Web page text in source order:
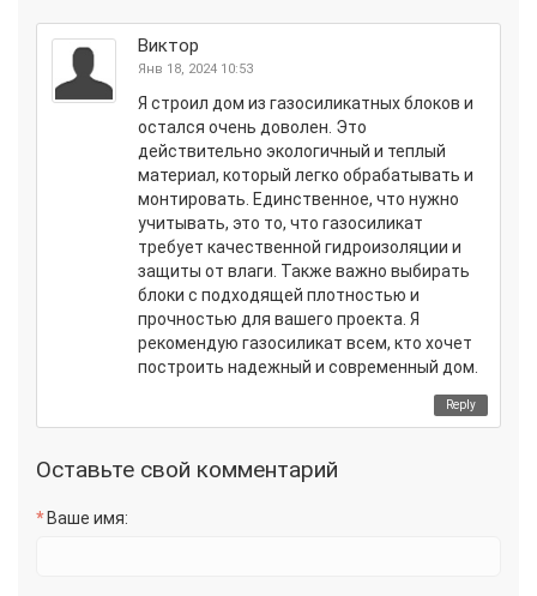
Виктор
Янв 18, 2024 10:53
Я строил дом из газосиликатных блоков и
остался очень доволен. Это
действительно экологичный и теплый
материал, который легко обрабатывать и
монтировать. Единственное, что нужно
учитывать, это то, что газосиликат
требует качественной гидроизоляции и
защиты от влаги. Также важно выбирать
блоки с подходящей плотностью и
прочностью для вашего проекта. Я
рекомендую газосиликат всем, кто хочет
построить надежный и современный дом.
Reply
Оставьте свой комментарий
Ваше имя: